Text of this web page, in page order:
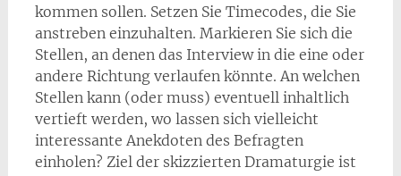
kommen sollen. Setzen Sie Timecodes, die Sie
anstreben einzuhalten. Markieren Sie sich die
Stellen, an denen das Interview in die eine oder
andere Richtung verlaufen könnte. An welchen
Stellen kann (oder muss) eventuell inhaltlich
vertieft werden, wo lassen sich vielleicht
interessante Anekdoten des Befragten
einholen? Ziel der skizzierten Dramaturgie ist